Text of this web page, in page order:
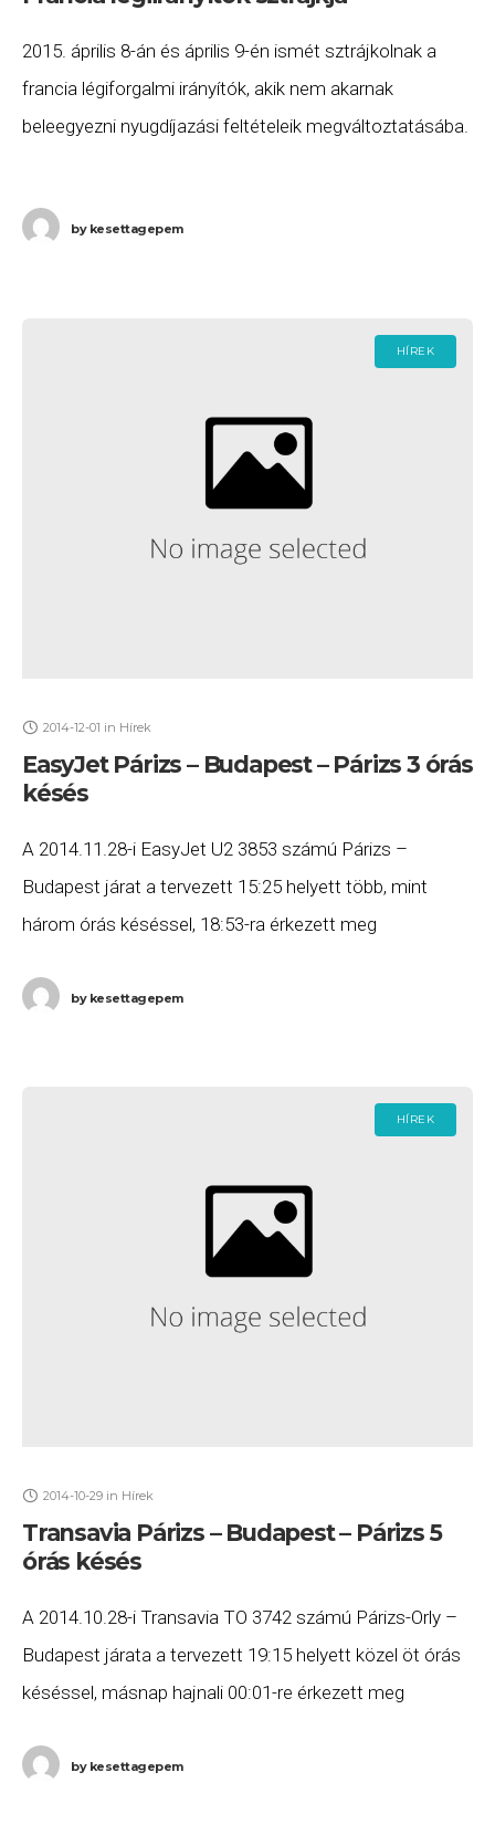
2015. április 8-án és április 9-én ismét sztrájkolnak a
francia légiforgalmi irányítók, akik nem akarnak
beleegyezni nyugdíjazási feltételeik megváltoztatásába.
bykesettagepem
HÍREK
2014-12-01 in Hírek
EasyJet Párizs – Budapest – Párizs 3 órás
késés
A 2014.11.28-i EasyJet U2 3853 számú Párizs –
Budapest járat a tervezett 15:25 helyett több, mint
három órás késéssel, 18:53-ra érkezett meg
bykesettagepem
HÍREK
2014-10-29 in Hírek
Transavia Párizs – Budapest – Párizs 5
órás késés
A 2014.10.28-i Transavia TO 3742 számú Párizs-Orly –
Budapest járata a tervezett 19:15 helyett közel öt órás
késéssel, másnap hajnali 00:01-re érkezett meg
bykesettagepem